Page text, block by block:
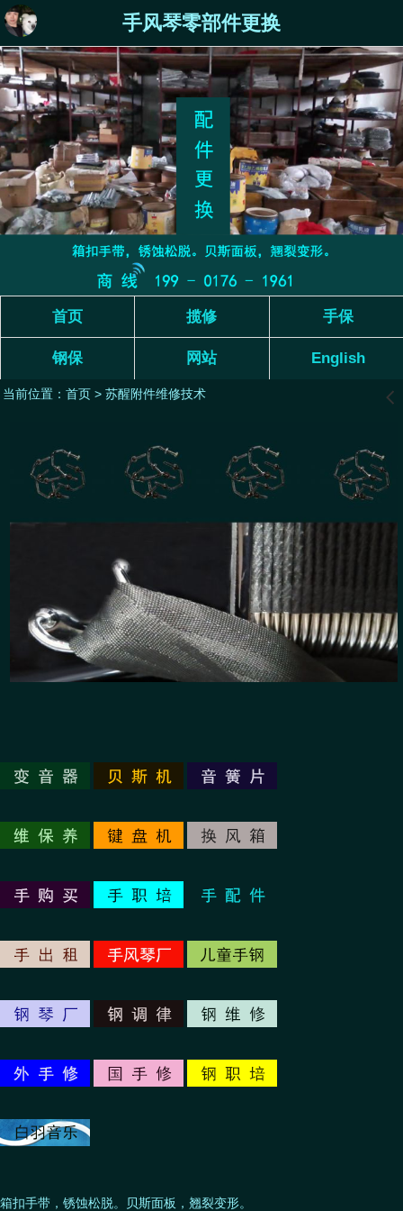
手风琴零部件更换
首页 揽修 手保
钢保 网站 English
当前位置： 首页> 苏醒附件维修技术 󰊒
箱扣手带，锈蚀松脱。贝斯面板，翘裂变形。